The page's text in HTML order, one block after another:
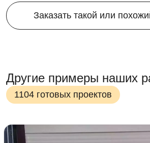
Заказать такой или
Другие примеры наших
1104 готовых проектов